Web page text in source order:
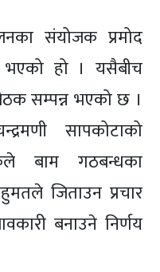
संयोजक प्रमोद
भएको हो । यसैबीच
सम्पन्न भएको छ ।
सापकोटाको
बाम गठबन्धका
जिताउन प्रचार
बनाउने निर्णय